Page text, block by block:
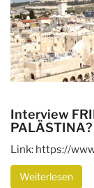
Interview
PALÄSTINA?
Link: https://
Weiterlesen